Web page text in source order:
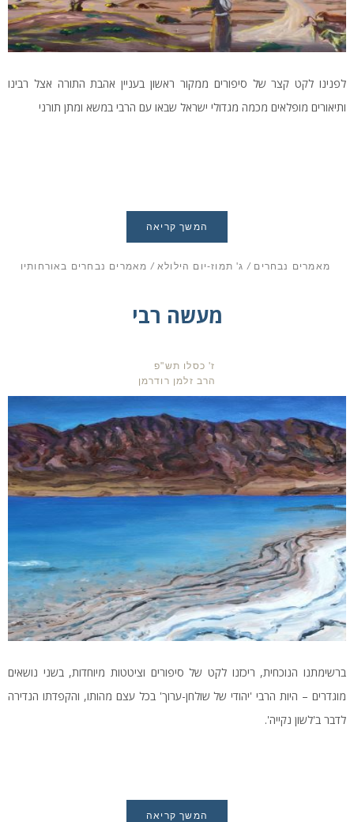
לפנינו לקט קצר של סיפורים ממקור ראשון בעניין אהבת התורה אצל רבינו
ותיאורים מופלאים מכמה מגדולי ישראל שבאו עם הרבי במשא ומתן תורני
המשך קריאה
מאמרים נבחרים / ג' תמוז-יום הילולא/ מאמרים נבחרים באורחותיו
מעשה רבי
ז' כסלו תש"פ
הרב זלמן רודרמן
ברשימתנו הנוכחית, ריכזנו לקט של סיפורים וציטטות מיוחדות, בשני נושאים
מוגדרים – היות הרבי 'יהודי של שולחן-ערוך' בכל עצם מהותו, והקפדתו הנדירה
לדבר ב'לשון נקייה'.
המשך קריאה